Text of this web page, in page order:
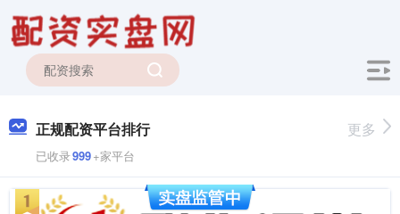
正规配资平台排行
已收录999+家平台
更多